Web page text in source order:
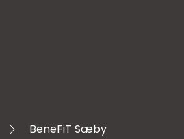
BeneFiT Sæby